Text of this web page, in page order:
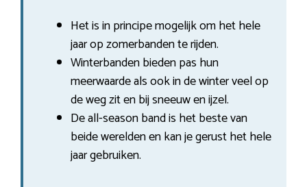
Het is in principe mogelijk om het hele
jaar op zomerbanden te rijden.
Winterbanden bieden pas hun
meerwaarde als ook in de winter veel op
de weg zit en bij sneeuw en ijzel.
De all-season band is het beste van
beide werelden en kan je gerust het hele
jaar gebruiken.